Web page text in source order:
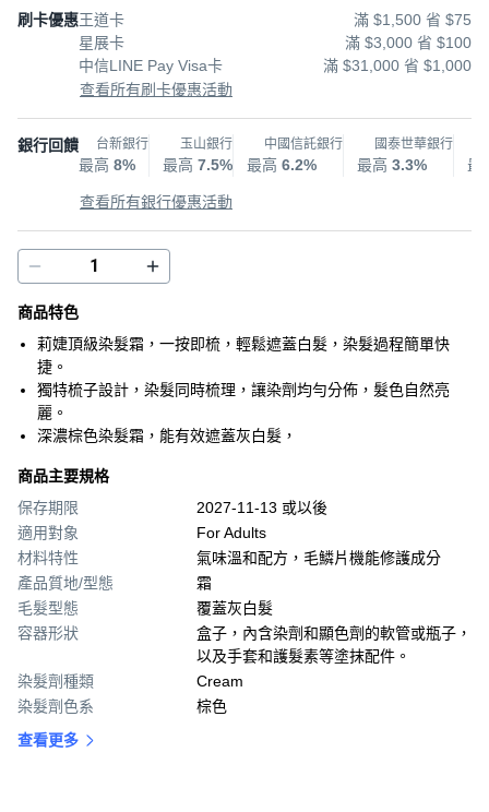
刷卡優惠王道卡
滿 $1,500 省 $75
星展卡
滿 $3,000 省 $100
中信LINE Pay Visa卡
滿 $31,000 省 $1,000
查看所有刷卡優惠活動
銀行回饋 台新銀行
最高 8%
玉山銀行
最高 7.5%
中國信託銀行
最高 6.2%
國泰世華銀行
最高 3.3% 最
查看所有銀行優惠活動
商品特色
莉婕頂級染髮霜，一按即梳，輕鬆遮蓋白髮，染髮過程簡單快
捷。
獨特梳子設計，染髮同時梳理，讓染劑均勻分佈，髮色自然亮
麗。
深濃棕色染髮霜，能有效遮蓋灰白髮，
商品主要規格
保存期限
2027-11-13 或以後
適用對象
For Adults
材料特性
氣味溫和配方，毛鱗片機能修護成分
產品質地/型態
霜
毛髮型態
覆蓋灰白髮
容器形狀
盒子，內含染劑和顯色劑的軟管或瓶子，
以及手套和護髮素等塗抹配件。
染髮劑種類
Cream
染髮劑色系
棕色
查看更多